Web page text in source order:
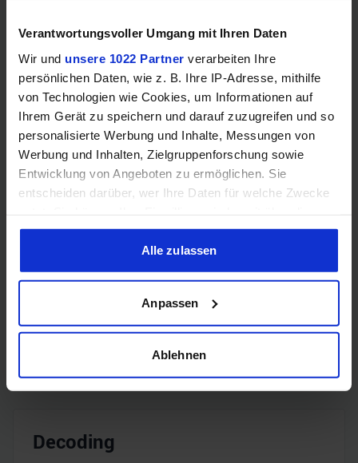
Verantwortungsvoller Umgang mit Ihren Daten
Wir und unsere 1022 Partner verarbeiten Ihre
persönlichen Daten, wie z. B. Ihre IP-Adresse, mithilfe
von Technologien wie Cookies, um Informationen auf
Ihrem Gerät zu speichern und darauf zuzugreifen und so
personalisierte Werbung und Inhalte, Messungen von
Werbung und Inhalten, Zielgruppenforschung sowie
Entwicklung von Angeboten zu ermöglichen. Sie
entscheiden darüber, wer Ihre Daten für welche Zwecke
Cookie-Erklärung oder durch Klicken auf das Privacy
Trigger Symbol ändern oder widerrufen
Informationen über Ihre geografische Lage erfassen,
welche bis auf einige Meter genau sein können
Ihr Gerät durch aktives Scannen nach bestimmten
Erfahren Sie mehr darüber, wie Ihre persönlichen Daten
Alle zulassen
Anpassen
Ablehnen
HDMI
1x HDMI
DisplayPort
DisplayPort
1.4
Encoding
H.264 ✔️
Decoding